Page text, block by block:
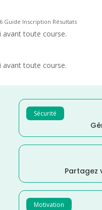
Guide Inscription Résultats
avant toute course.
avant toute course.
Sécurité
Partagez
Motivation